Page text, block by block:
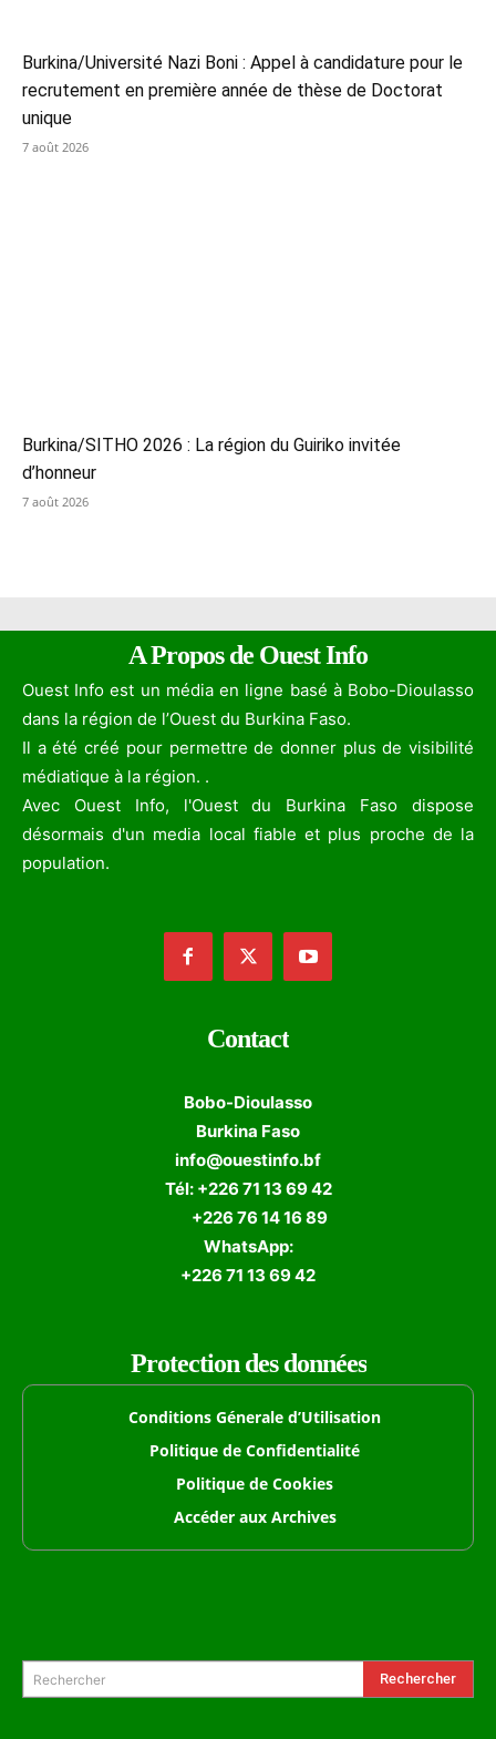
Burkina/Université Nazi Boni : Appel à candidature pour le
recrutement en première année de thèse de Doctorat
unique
7 août 2026
Burkina/SITHO 2026 : La région du Guiriko invitée
d’honneur
7 août 2026
A Propos de Ouest Info
Ouest Info est un média en ligne basé à Bobo-Dioulasso
dans la région de l’Ouest du Burkina Faso.
Il a été créé pour permettre de donner plus de visibilité
médiatique à la région. .
Avec Ouest Info, l'Ouest du Burkina Faso dispose
désormais d'un media local fiable et plus proche de la
population.
Contact
Bobo-Dioulasso
Burkina Faso
info@ouestinfo.bf
Tél: +226 71 13 69 42
+226 76 14 16 89
WhatsApp:
+226 71 13 69 42
Protection des données
Conditions Génerale d’Utilisation
Politique de Confidentialité
Politique de Cookies
Accéder aux Archives
Rechercher Rechercher